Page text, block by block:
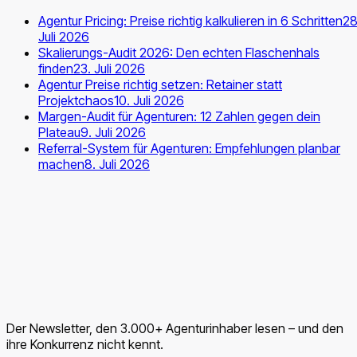
Agentur Pricing: Preise richtig kalkulieren in 6 Schritten
Juli 2026
Skalierungs-Audit 2026: Den echten Flaschenhals
finden23. Juli 2026
Agentur Preise richtig setzen: Retainer statt
Projektchaos10. Juli 2026
Margen-Audit für Agenturen: 12 Zahlen gegen dein
Plateau9. Juli 2026
Referral-System für Agenturen: Empfehlungen planbar
machen8. Juli 2026
Der Newsletter, den 3.000+ Agenturinhaber lesen – und den
ihre Konkurrenz nicht kennt.